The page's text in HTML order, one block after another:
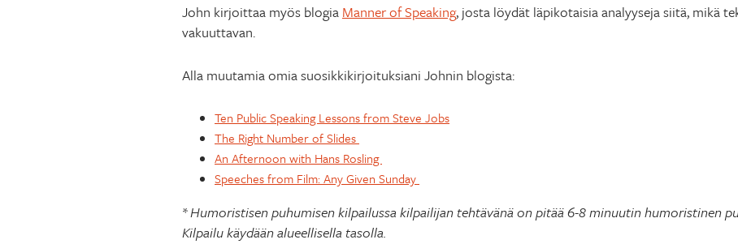
John kirjoittaa myös blogia Manner of Speaking, josta löydät läpikotaisia analyyseja siitä, mikä
vakuuttavan.
Alla muutamia omia suosikkikirjoituksiani Johnin blogista:
Ten Public Speaking Lessons from Steve Jobs
The Right Number of Slides
An Afternoon with Hans Rosling
Speeches from Film: Any Given Sunday
* Humoristisen puhumisen kilpailussa kilpailijan tehtävänä on pitää 6-8 minuutin humoristinen
Kilpailu käydään alueellisella tasolla.